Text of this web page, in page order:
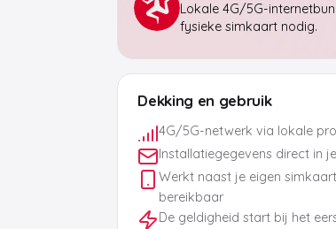
Lokale 4G/5G-
fysieke simkaart nodig.
Dekking en gebruik
4G/5G-netwerk via lokale
Installatiegegevens direct in
Werkt naast je eigen
bereikbaar
De geldigheid start bij het